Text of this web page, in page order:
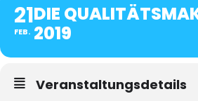
21
FEB.
DIE
2019
Veranstaltungsdetails